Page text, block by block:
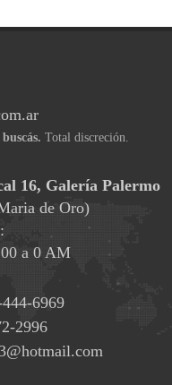
Total discreción.
16, Galería Palermo
de Oro)
a 0 AM
6969
2996